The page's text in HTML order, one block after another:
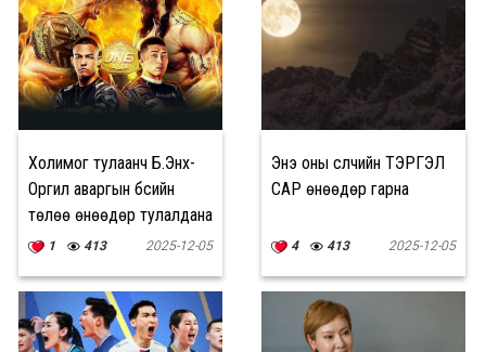
Холимог тулаанч Б.Энх-
Оргил аваргын бүсийн
төлөө өнөөдөр тулалдана
1 413 2025-12-05
Энэ оны сүүлчийн ТЭРГЭЛ
САР өнөөдөр гарна
4 413 2025-12-05